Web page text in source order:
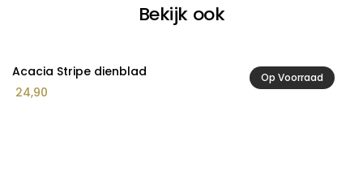
Bekijk ook
Op Voorraad
Acacia Stripe dienblad
24,90